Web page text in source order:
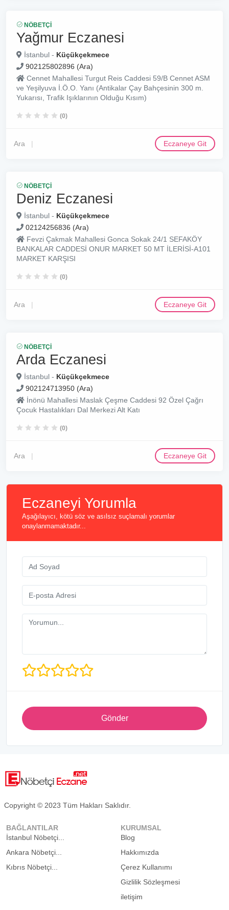
NÖBETÇI
Yağmur Eczanesi
İstanbul - Küçükçekmece
902125802896 (Ara)
Cennet Mahallesi Turgut Reis Caddesi 59/B Cennet ASM
ve Yeşilyuva İ.Ö.O. Yanı (Antikalar Çay Bahçesinin 300 m.
Yukarısı, Trafik Işıklarının Olduğu Kısım)
(0)
Ara Eczaneye Git
NÖBETÇI
Deniz Eczanesi
İstanbul - Küçükçekmece
02124256836 (Ara)
Fevzi Çakmak Mahallesi Gonca Sokak 24/1 SEFAKÖY
BANKALAR CADDESİ ONUR MARKET 50 MT İLERİSİ-A101
MARKET KARŞISI
(0)
Ara Eczaneye Git
NÖBETÇI
Arda Eczanesi
İstanbul - Küçükçekmece
902124713950 (Ara)
İnönü Mahallesi Maslak Çeşme Caddesi 92 Özel Çağrı
Çocuk Hastalıkları Dal Merkezi Alt Katı
(0)
Ara Eczaneye Git
Eczaneyi Yorumla
Aşağılayıcı, kötü söz ve asılsız suçlamalı yorumlar
onaylanmamaktadır...
Gönder
Copyright © 2023 Tüm Hakları Saklıdır.
BAĞLANTILAR
İstanbul Nöbetçi...
Ankara Nöbetçi...
Kıbrıs Nöbetçi...
KURUMSAL
Blog
Hakkımızda
Çerez Kullanımı
Gizlilik Sözleşmesi
iletişim